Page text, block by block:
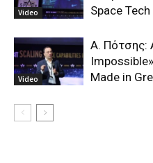
Video
Space
Video
Α. Πότσης:
Made in